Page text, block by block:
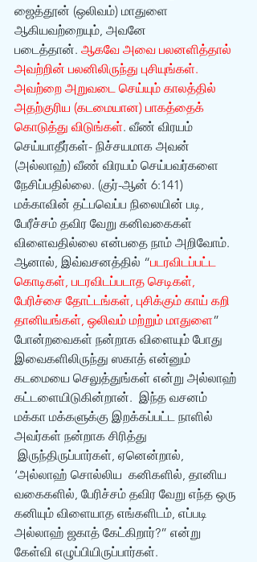
ஜைத்தூன் (ஒலிவம்) மாதுளை
ஆகியவற்றையும், அவனே
படைத்தான். ஆகவே அவை பலனளித்தால்
அவற்றின் பலனிலிருந்து புசியுங்கள்.
அவற்றை அறுவடை செய்யும் காலத்தில்
அதற்குரிய (கடமையான) பாகத்தைக்
கொடுத்து விடுங்கள். வீண் விரயம்
செய்யாதீர்கள்- நிச்சயமாக அவன்
(அல்லாஹ்) வீண் விரயம் செய்பவர்களை
நேசிப்பதில்லை. (குர்-ஆன் 6:141)
மக்காவின் தட்பவெப்ப நிலையின் படி,
பேரீச்சம் தவிர வேறு கனிவகைகள்
விளைவதில்லை என்பதை நாம் அறிவோம்.
ஆனால், இவ்வசனத்தில் “படரவிடப்பட்ட
கொடிகள், படரவிடப்படாத செடிகள்,
பேரிச்சை தோட்டங்கள், புசிக்கும் காய் கறி
தானியங்கள், ஒலிவம் மற்றும் மாதுளை”
போன்றவைகள் நன்றாக விளையும் போது
இவைகளிலிருந்து ஸகாத் என்னும்
கடமையை செலுத்துங்கள் என்று அல்லாஹ்
கட்டளையிடுகின்றான்.  இந்த வசனம்
மக்கா மக்களுக்கு இறக்கப்பட்ட நாளில்
அவர்கள் நன்றாக சிரித்து
இருந்திருப்பார்கள், ஏனென்றால்,
‘அல்லாஹ் சொல்லிய  கனிகளில், தானிய
வகைகளில், பேரிச்சம் தவிர வேறு எந்த ஒரு
கனியும் விளையாத எங்களிடம், எப்படி
அல்லாஹ் ஜகாத் கேட்கிறார்?” என்று
கேள்வி எழுப்பியிருப்பார்கள்.